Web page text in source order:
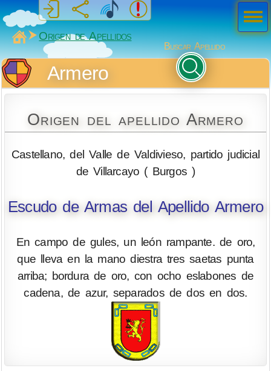
MiSabueso
Origen de Apellidos
Buscar Apellido
Armero
Origen del apellido Armero
Castellano, del Valle de Valdivieso, partido judicial
de Villarcayo ( Burgos )
Escudo de Armas del Apellido Armero
En campo de gules, un león rampante. de oro,
que lleva en la mano diestra tres saetas punta
arriba; bordura de oro, con ocho eslabones de
cadena, de azur, separados de dos en dos.
Men
ú